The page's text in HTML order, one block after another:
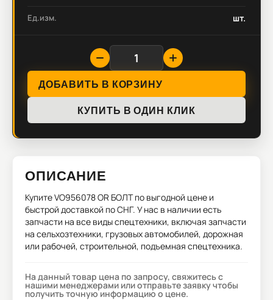
Ед.изм. шт.
ДОБАВИТЬ В КОРЗИНУ
КУПИТЬ В ОДИН КЛИК
ОПИСАНИЕ
КупитеVO956078 OR БОЛТпо выгодной цене и
быстрой доставкой по СНГ. У нас в наличии есть
запчасти на все виды спецтехники, включая запчасти
на сельхозтехники, грузовых автомобилей, дорожная
или рабочей, строительной, подъемная спецтехника.
На данный товар цена по запросу, свяжитесь с
нашими менеджерами или отправьте заявку чтобы
получить точную информацию о цене.